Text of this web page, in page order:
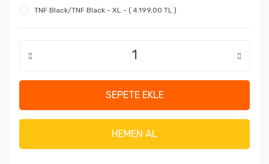
TNF Black/TNF Black - XL - ( 4.199,00 TL )
SEPETE EKLE
HEMEN AL